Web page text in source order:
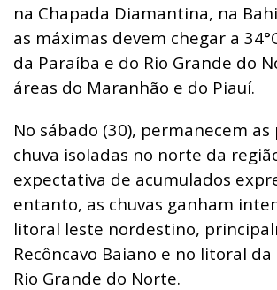
na Chapada Diamantina, na
as máximas devem chegar a
da Paraíba e do Rio Grande do
áreas do Maranhão e do Piauí.
No sábado (30), permanecem as
chuva isoladas no norte da
expectativa de acumulados
entanto, as chuvas ganham
litoral leste nordestino,
Recôncavo Baiano e no litoral
Rio Grande do Norte.